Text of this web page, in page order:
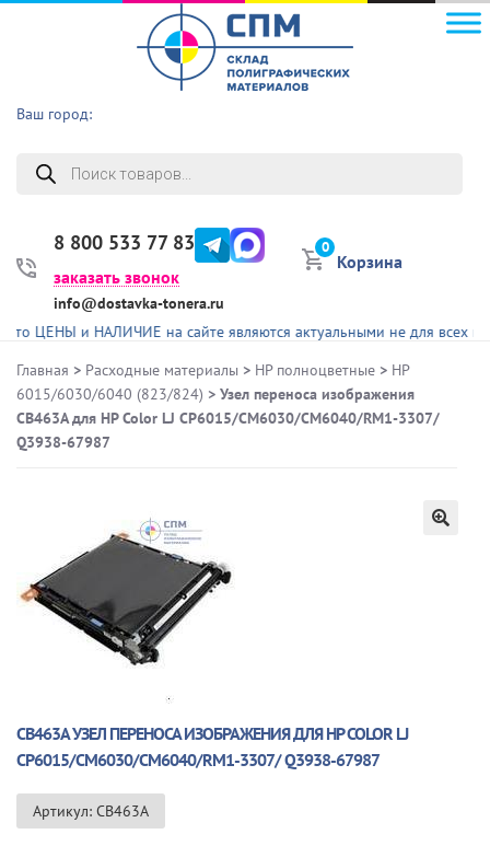
Ваш город:
Поиск
товаров
8 800 533 77 83
заказать звонок
info@dostavka-tonera.ru
0
Корзина
и НАЛИЧИЕ на сайте являются актуальными не для всех
Главная > Расходные материалы > HP полноцветные > HP
6015/6030/6040 (823/824) > Узел переноса изображения
CB463A для HP Color LJ CP6015/CM6030/CM6040/RM1-3307/
Q3938-67987
CB463A УЗЕЛ ПЕРЕНОСА ИЗОБРАЖЕНИЯ ДЛЯ HP COLOR LJ
CP6015/CM6030/CM6040/RM1-3307/ Q3938-67987
Артикул: CB463A